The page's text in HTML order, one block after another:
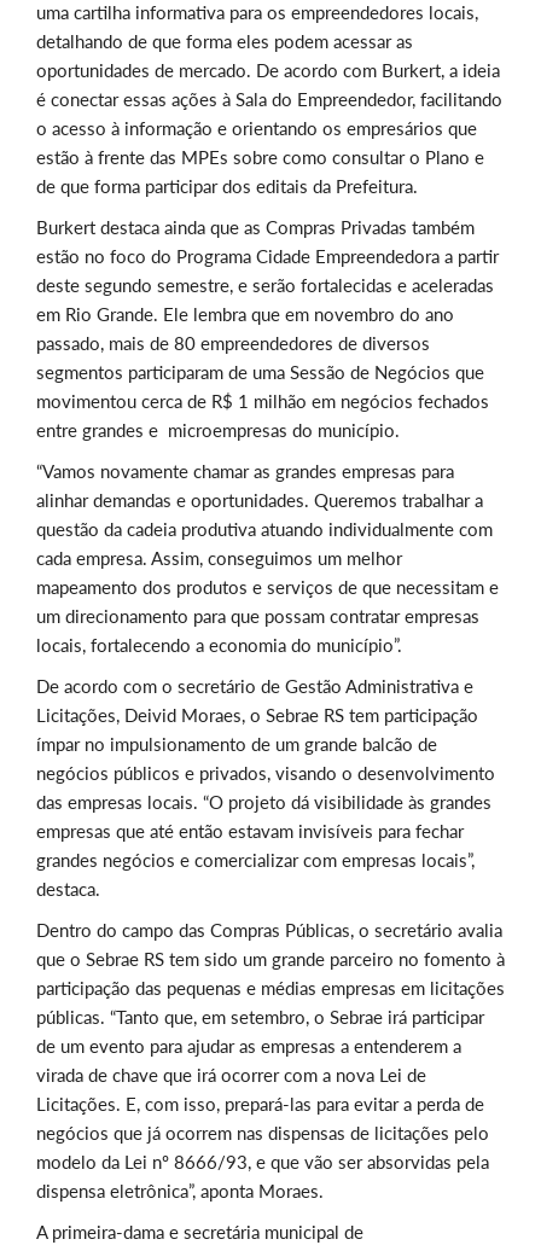
uma cartilha informativa para os empreendedores locais,
detalhando de que forma eles podem acessar as
oportunidades de mercado. De acordo com Burkert, a ideia
é conectar essas ações à Sala do Empreendedor, facilitando
o acesso à informação e orientando os empresários que
estão à frente das MPEs sobre como consultar o Plano e
de que forma participar dos editais da Prefeitura.
Burkert destaca ainda que as Compras Privadas também
estão no foco do Programa Cidade Empreendedora a partir
deste segundo semestre, e serão fortalecidas e aceleradas
em Rio Grande. Ele lembra que em novembro do ano
passado, mais de 80 empreendedores de diversos
segmentos participaram de uma Sessão de Negócios que
movimentou cerca de R$ 1 milhão em negócios fechados
entre grandes e microempresas do município.
“Vamos novamente chamar as grandes empresas para
alinhar demandas e oportunidades. Queremos trabalhar a
questão da cadeia produtiva atuando individualmente com
cada empresa. Assim, conseguimos um melhor
mapeamento dos produtos e serviços de que necessitam e
um direcionamento para que possam contratar empresas
locais, fortalecendo a economia do município”.
De acordo com o secretário de Gestão Administrativa e
Licitações, Deivid Moraes, o Sebrae RS tem participação
ímpar no impulsionamento de um grande balcão de
negócios públicos e privados, visando o desenvolvimento
das empresas locais. “O projeto dá visibilidade às grandes
empresas que até então estavam invisíveis para fechar
grandes negócios e comercializar com empresas locais”,
destaca.
Dentro do campo das Compras Públicas, o secretário avalia
que o Sebrae RS tem sido um grande parceiro no fomento à
participação das pequenas e médias empresas em licitações
públicas. “Tanto que, em setembro, o Sebrae irá participar
de um evento para ajudar as empresas a entenderem a
virada de chave que irá ocorrer com a nova Lei de
Licitações. E, com isso, prepará-las para evitar a perda de
negócios que já ocorrem nas dispensas de licitações pelo
modelo da Lei nº 8666/93, e que vão ser absorvidas pela
dispensa eletrônica”, aponta Moraes.
A primeira-dama e secretária municipal de